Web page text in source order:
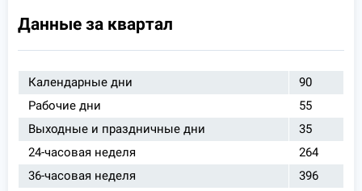
Данные за квартал
Календарные дни
90
Рабочие дни
55
Выходные и праздничные дни
35
24-часовая неделя
264
36-часовая неделя
396